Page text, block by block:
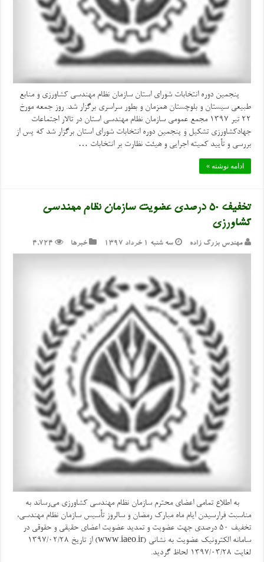
پنجمین دوره انتخابات شورای استان سازمان نظام مهندسی کشاورزی و منابع
طبیعی سیستان و بلوچستان همزمان و بطور سراسری برگزار شد. روز جمعه مورخ
۲۲ تیر ۱۳۹۷ مجمع عمومی سازمان نظام مهندسی استان در تالار اجتماعات
جهادکشاورزی تشکیل و پنجمین دوره انتخابات شورای استان برگزار شد که پس از
بررسی و تأیید کمیته اجرایی و هیئت نظارت بر انتخابات …
ادامه نوشته »
تخفیف ۵۰ درصدی عضویت سازمان نظام مهندسی
کشاورزی
مهندس بزرگ زاده سه شنبه ۱ خرداد ۱۳۹۷ خبرها 4,724
به اطلاع تمامی اعضای محترم سازمان نظام مهندسی کشاورزی می‌رساند به
مناسبت فرارسیدن ایام ماه مبارک رمضان و سالروز تأسیس سازمان نظام مهندسی،
تخفیف ۵۰ درصدی جهت عضویت و تمدید عضویت اعضای حقیقی و حقوقی در
سامانه الکترونیک عضویت به نشانی (www.iaeo.ir) از تاریخ ۱۳۹۷/۰۲/۲۸
لغایت ۱۳۹۷/۰۳/۲۸ لحاظ گردید.